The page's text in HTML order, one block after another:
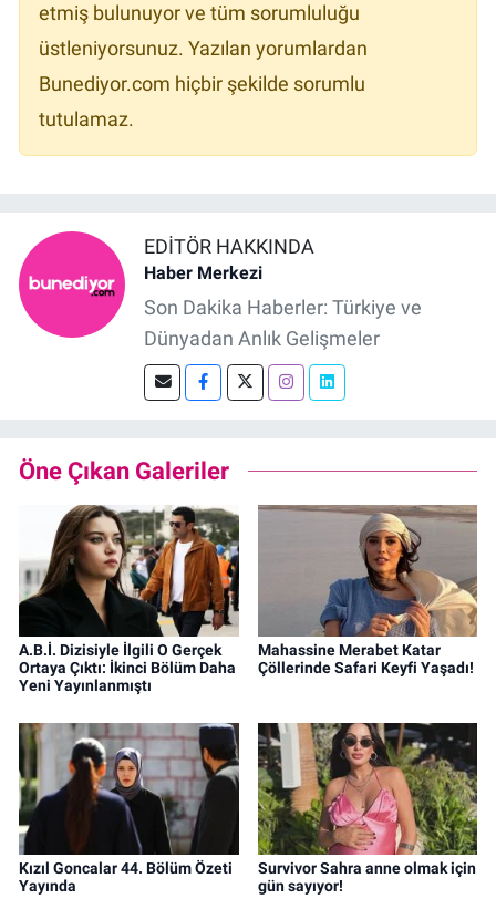
etmiş bulunuyor ve tüm sorumluluğu
üstleniyorsunuz. Yazılan yorumlardan
Bunediyor.com hiçbir şekilde sorumlu
tutulamaz.
EDITÖR HAKKINDA
Haber Merkezi
Son Dakika Haberler: Türkiye ve
Dünyadan Anlık Gelişmeler
Öne Çıkan Galeriler
A.B.İ. Dizisiyle İlgili O Gerçek
Ortaya Çıktı: İkinci Bölüm Daha
Yeni Yayınlanmıştı
Mahassine Merabet Katar
Çöllerinde Safari Keyfi Yaşadı!
Kızıl Goncalar 44. Bölüm Özeti
Yayında
Survivor Sahra anne olmak için
gün sayıyor!